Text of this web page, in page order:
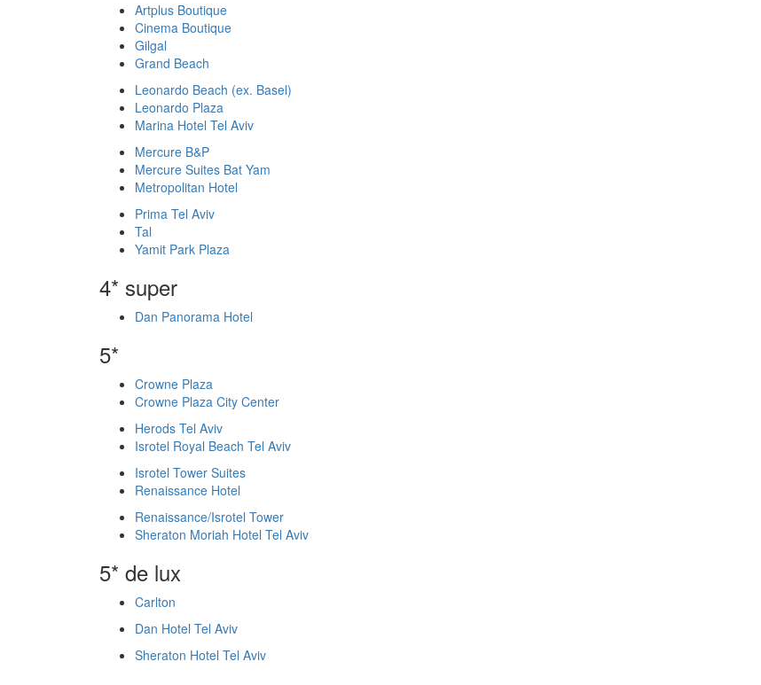
Artplus Boutique
Cinema Boutique
Gilgal
Grand Beach
Leonardo Beach (ex. Basel)
Leonardo Plaza
Marina Hotel Tel Aviv
Mercure B&P
Mercure Suites Bat Yam
Metropolitan Hotel
Prima Tel Aviv
Tal
Yamit Park Plaza
4* super
Dan Panorama Hotel
5*
Crowne Plaza
Crowne Plaza City Center
Herods Tel Aviv
Isrotel Royal Beach Tel Aviv
Isrotel Tower Suites
Renaissance Hotel
Renaissance/Isrotel Tower
Sheraton Moriah Hotel Tel Aviv
5* de lux
Carlton
Dan Hotel Tel Aviv
Sheraton Hotel Tel Aviv